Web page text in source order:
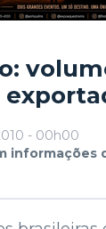
- 00h00